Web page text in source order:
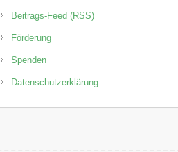
Beitrags-Feed (RSS)
Förderung
Spenden
Datenschutzerklärung